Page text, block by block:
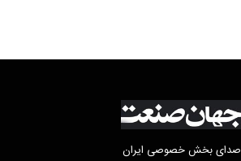
صدای بخش خصوصی ایران